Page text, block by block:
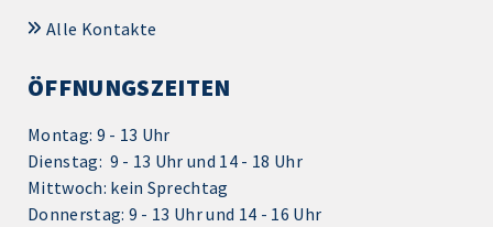
Alle Kontakte
ÖFFNUNGSZEITEN
Montag: 9 - 13 Uhr
Dienstag: 9 - 13 Uhr und 14 - 18 Uhr
Mittwoch: kein Sprechtag
Donnerstag: 9 - 13 Uhr und 14 - 16 Uhr